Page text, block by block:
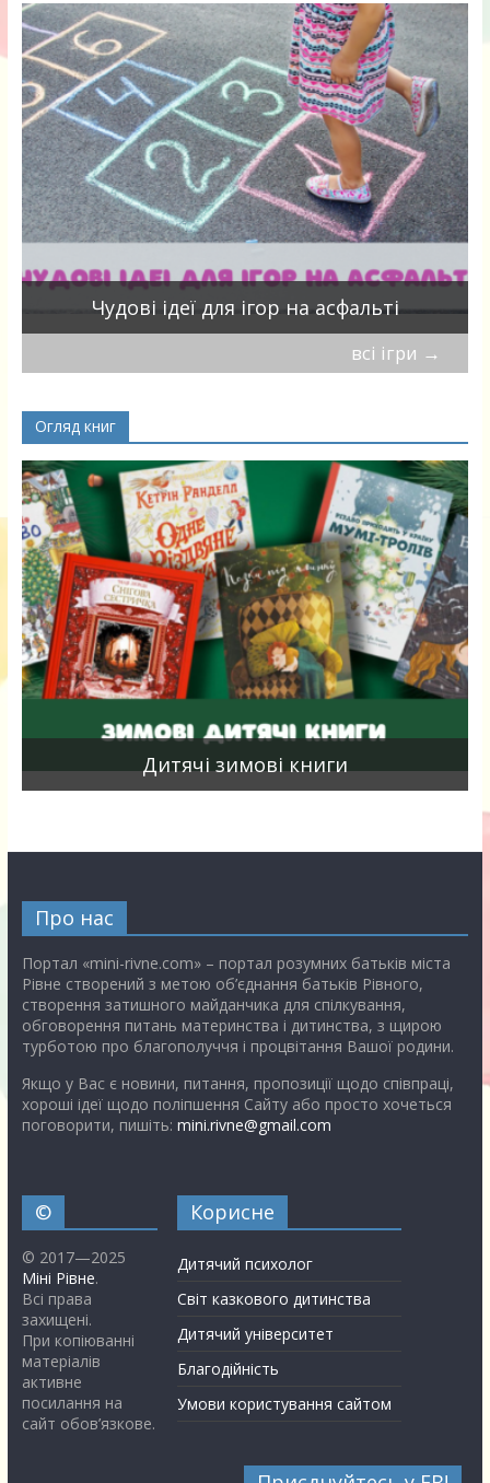
Чудові ідеї для ігор на асфальті
всі ігри →
Огляд книг
Дитячі зимові книги
Про нас
Портал «mini-rivne.com» – портал розумних батьків міста
Рівне створений з метою об’єднання батьків Рівного,
створення затишного майданчика для спілкування,
обговорення питань материнства і дитинства, з щирою
турботою про благополуччя і процвітання Вашої родини.
Якщо у Вас є новини, питання, пропозиції щодо співпраці,
хороші ідеї щодо поліпшення Сайту або просто хочеться
поговорити, пишіть: mini.rivne@gmail.com
©
© 2017—2025
Міні Рівне.
Всі права
захищені.
При копіюванні
матеріалів
активне
посилання на
сайт обов’язкове.
Корисне
Дитячий психолог
Світ казкового дитинства
Дитячий університет
Благодійність
Умови користування сайтом